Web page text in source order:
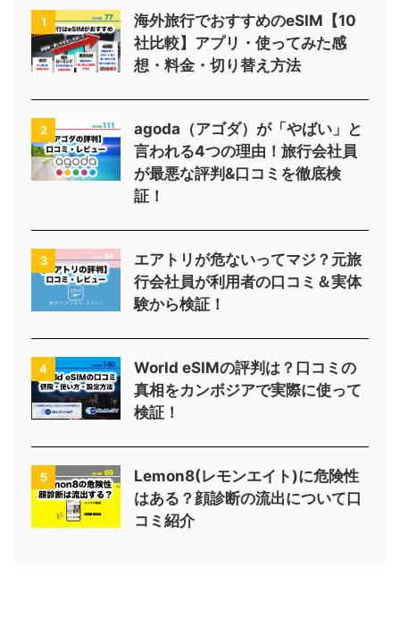
1
海外旅行でおすすめのeSIM【10
社比較】アプリ・使ってみた感
想・料金・切り替え方法
2
agoda（アゴダ）が「やばい」と
言われる4つの理由！旅行会社員
が最悪な評判&口コミを徹底検
証！
3
エアトリが危ないってマジ？元旅
行会社員が利用者の口コミ＆実体
験から検証！
4
World eSIMの評判は？口コミの
真相をカンボジアで実際に使って
検証！
5
Lemon8(レモンエイト)に危険性
はある？顔診断の流出について口
コミ紹介